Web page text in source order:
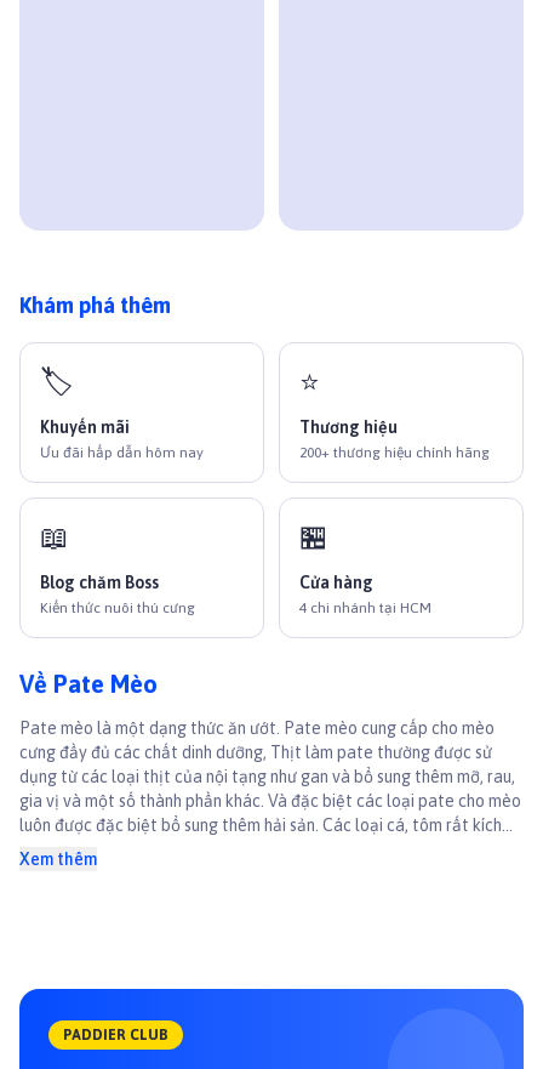
Khám phá thêm
🏷️
Khuyến mãi
Ưu đãi hấp dẫn hôm nay
⭐
Thương hiệu
200+ thương hiệu chính hãng
📖
Blog chăm Boss
Kiến thức nuôi thú cưng
🏪
Cửa hàng
4 chi nhánh tại HCM
Về Pate Mèo
Pate mèo là một dạng thức ăn ướt. Pate mèo cung cấp cho mèo
cưng đầy đủ các chất dinh dưỡng, Thịt làm pate thường được sử
dụng từ các loại thịt của nội tạng như gan và bổ sung thêm mỡ, rau,
gia vị và một số thành phần khác. Và đặc biệt các loại pate cho mèo
luôn được đặc biệt bổ sung thêm hải sản. Các loại cá, tôm rất kích
thích khẩu vị của bé Với các dòng sản phẩm thương hiệu lớn như
Xem thêm
PADDIER CLUB